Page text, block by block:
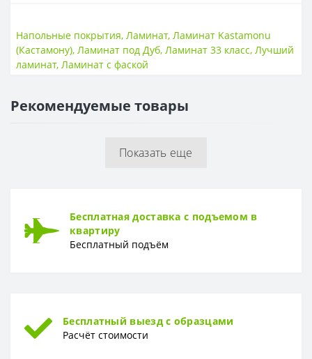
Класс износостойкости 33 класс
НАЛИЧИЕ ФАСКИ
ТОЛЩИНА
Напольные покрытия, Ламинат, Ламинат Kastamonu
(Кастамону), Ламинат под Дуб, Ламинат 33 класс, Лучший
ламинат, Ламинат с фаской
Рекомендуемые товары
Показать еще
Бесплатная доставка с подъемом в
квартиру
Бесплатный подъём
Бесплатный выезд с образцами
Расчёт стоимости